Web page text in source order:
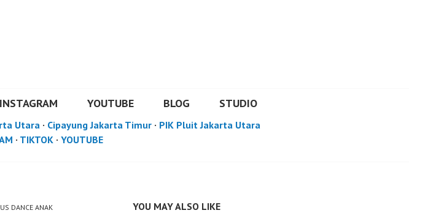
INSTAGRAM YOUTUBE BLOG STUDIO
Utara · Cipayung Jakarta Timur · PIK Pluit Jakarta Utara
· TIKTOK· YOUTUBE
DANCE ANAK
YOU MAY ALSO LIKE